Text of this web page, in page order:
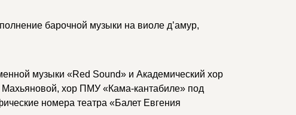
барочной музыки на виоле д’амур,
музыки «Red Sound» и Академический хор
хор ПМУ «Кама-кантабиле» под
номера театра «Балет Евгения